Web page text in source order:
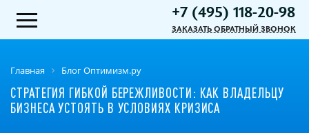
+7 (495) 118-20-98
ЗАКАЗАТЬ ОБРАТНЫЙ ЗВОНОК
Главная Блог Оптимизм.ру
СТРАТЕГИЯ ГИБКОЙ БЕРЕЖЛИВОСТИ: КАК ВЛАДЕЛЬЦУ
БИЗНЕСА УСТОЯТЬ В УСЛОВИЯХ КРИЗИСА